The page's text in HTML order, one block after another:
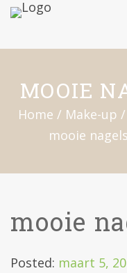
MOOIE
Home / Make-up /
mooie nagels
mooie
Posted: maart 5,